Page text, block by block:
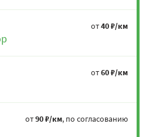
от40 ₽/км
от60 ₽/км
от90 ₽/км, по согласованию